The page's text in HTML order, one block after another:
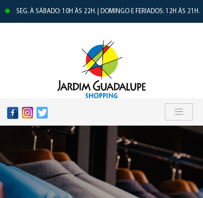
SEG. À SÁBADO: 10H ÀS 22H. | DOMINGO E FERIADOS: 12H ÀS 21H.